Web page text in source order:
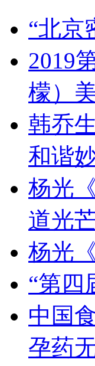
“北京
2019
檬）
韩乔
和谐
杨光
道光
杨光
“第四
中国
孕药